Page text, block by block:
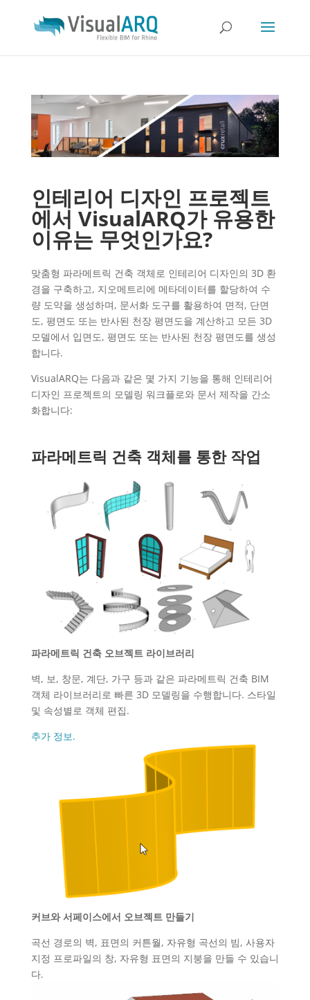
인테리어 디자인 프로젝트
에서 VisualARQ가 유용한
이유는 무엇인가요?
맞춤형 파라메트릭 건축 객체로 인테리어 디자인의 3D 환
경을 구축하고, 지오메트리에 메타데이터를 할당하여 수
량 도약을 생성하며, 문서화 도구를 활용하여 면적, 단면
도, 평면도 또는 반사된 천장 평면도을 계산하고 모든 3D
모델에서 입면도, 평면도 또는 반사된 천장 평면도를 생성
합니다.
VisualARQ는 다음과 같은 몇 가지 기능을 통해 인테리어
디자인 프로젝트의 모델링 워크플로와 문서 제작을 간소
화합니다:
파라메트릭 건축 객체를 통한 작업
파라메트릭 건축 오브젝트 라이브러리
벽, 보, 창문, 계단, 가구 등과 같은 파라메트릭 건축 BIM
객체 라이브러리로 빠른 3D 모델링을 수행합니다. 스타일
및 속성별로 객체 편집.
추가 정보.
커브와 서페이스에서 오브젝트 만들기
곡선 경로의 벽, 표면의 커튼월, 자유형 곡선의 빔, 사용자
지정 프로파일의 창, 자유형 표면의 지붕을 만들 수 있습니
다.